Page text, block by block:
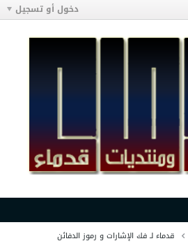
دخول أو تسجيل
قدماء لـ فك الإشارات و رموز الدفائن